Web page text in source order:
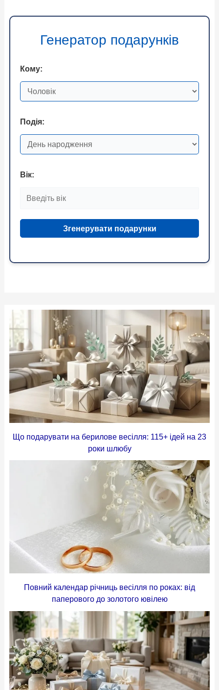
Генератор подарунків
Кому:
Подія:
Вік:
Згенерувати подарунки
Що подарувати на берилове весілля: 115+ ідей на 23
роки шлюбу
Повний календар річниць весілля по роках: від
паперового до золотого ювілею